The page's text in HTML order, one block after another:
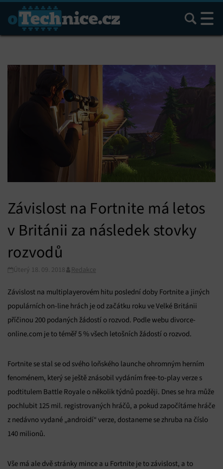
Hledat
Závislost na Fortnite má letos
v Británii za následek stovky
rozvodů
Úterý 18. 09. 2018 Redakce
Závislost na multiplayerovém hitu poslední doby Fortnite a jiných
populárních on-line hrách je od začátku roku ve Velké Británii
příčinou 200 podaných žádostí o rozvod. Podle webu divorce-
online.com je to téměř 5 % všech letošních žádostí o rozvod.
Fortnite se stal se od svého loňského launche ohromným herním
fenoménem, který se ještě znásobil vydáním free-to-play verze s
podtitulem Battle Royale o několik týdnů později. Dnes se hra může
pochlubit 125 mil. registrovaných hráčů, a pokud započítáme hráče
z nedávno vydané „androidí“ verze, dostaneme se zhruba na číslo
140 milionů.
Vše má ale dvě stránky mince a u Fortnite je to závislost, a to